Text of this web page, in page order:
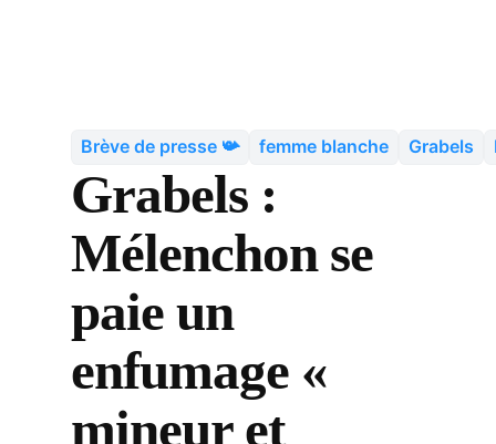
Brève de presse 📯 femme blanche Grabels
Grabels :
Mélenchon se
paie un
enfumage «
mineur et